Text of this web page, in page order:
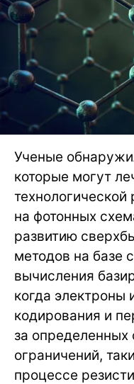
Ученые
которые могут
на фотонных
развитию
методов на базе
вычисления
когда электроны
кодирования и
за
ограничений,
процессе